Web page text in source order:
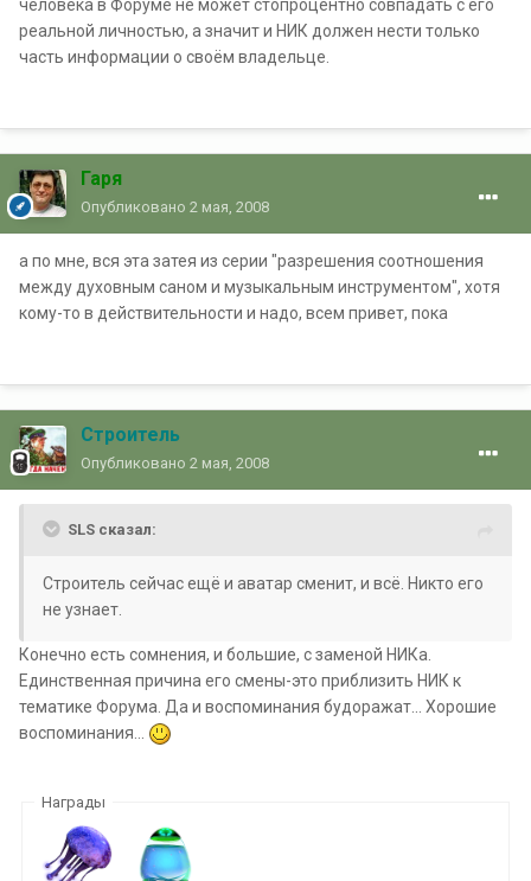
человека в Форуме не может стопроцентно совпадать с его
реальной личностью, а значит и НИК должен нести только
часть информации о своём владельце.
Гаря
Опубликовано 2 мая, 2008
а по мне, вся эта затея из серии "разрешения соотношения
между духовным саном и музыкальным инструментом", хотя
кому-то в действительности и надо, всем привет, пока
Строитель
Опубликовано 2 мая, 2008
SLS сказал:
Строитель сейчас ещё и аватар сменит, и всё. Никто его
не узнает.
Конечно есть сомнения, и большие, с заменой НИКа.
Единственная причина его смены-это приблизить НИК к
тематике Форума. Да и воспоминания будоражат... Хорошие
воспоминания...
Награды